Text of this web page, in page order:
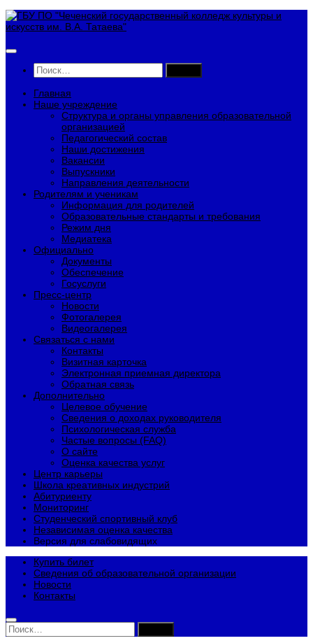
Перейти
к
Найти:
Главная
Наше учреждение
Структура и органы управления образовательной
организацией
Педагогический состав
Наши достижения
Вакансии
Выпускники
Направления деятельности
Родителям и ученикам
Информация для родителей
Образовательные стандарты и требования
Режим дня
Медиатека
Официально
Документы
Обеспечение
Госуслуги
Пресс-центр
Новости
Фотогалерея
Видеогалерея
Связаться с нами
Контакты
Визитная карточка
Электронная приемная директора
Обратная связь
Дополнительно
Целевое обучение
Сведения о доходах руководителя
Психологическая служба
Частые вопросы (FAQ)
О сайте
Оценка качества услуг
Центр карьеры
Школа креативных индустрий
Абитуриенту
Мониторинг
Студенческий спортивный клуб
Независимая оценка качества
Версия для слабовидящих
Купить билет
Сведения об образовательной организации
Новости
Контакты
Найти: